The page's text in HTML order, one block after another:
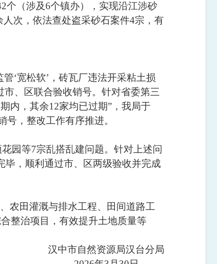
个（涉及6个镇办），实现沿江涉砂
次，依法查处盗采砂石案件4宗，有
‘宽松软’，砖瓦厂违法开采粘土损
、区联合验收销号。针对省委第三
内，其余12家均已过期”，我局于
，整改工作有序推进。
园等7宗乱搭乱建问题。针对上述问
毕，顺利通过市、区两级验收并完成
农田灌溉与排水工程、田间道路工
整治项目，有效提升土地质量等
汉中市自然资源局汉台分局